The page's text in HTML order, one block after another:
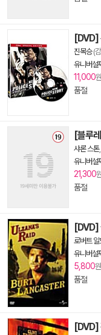
[DVD]
진목승(감
유니버설
11,000
품절
[블루
샤론 스톤,
유니버설
21,300
품절
[DVD]
로버트 알
유니버설
5,800
품절
[DVD]